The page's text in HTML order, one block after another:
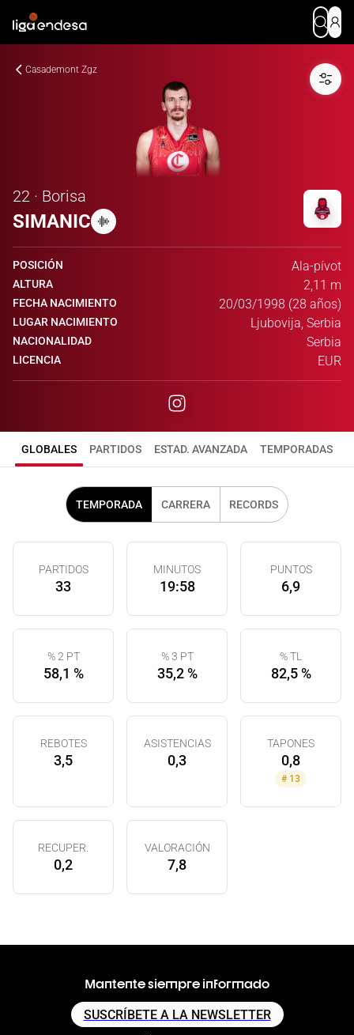
Casademont Zgz
22 · Borisa
SIMANIC
POSICIÓN Ala-pívot
ALTURA 2,11 m
FECHA NACIMIENTO 20/03/1998 (28 años)
LUGAR NACIMIENTO Ljubovija, Serbia
NACIONALIDAD Serbia
LICENCIA EUR
GLOBALES PARTIDOS ESTAD. AVANZADA TEMPORADAS
TEMPORADA CARRERA RECORDS
PARTIDOS
33
MINUTOS
19:58
PUNTOS
6,9
% 2 PT
58,1 %
% 3 PT
35,2 %
% TL
82,5 %
REBOTES
3,5
ASISTENCIAS
0,3
TAPONES
0,8
# 13
RECUPER.
0,2
VALORACIÓN
7,8
Mantente siempre informado
SUSCRÍBETE A LA NEWSLETTER